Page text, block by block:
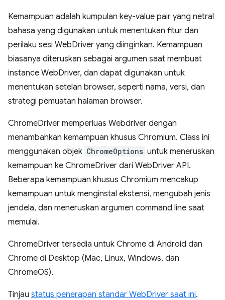
Kemampuan adalah kumpulan key-value pair yang netral
bahasa yang digunakan untuk menentukan fitur dan
perilaku sesi WebDriver yang diinginkan. Kemampuan
biasanya diteruskan sebagai argumen saat membuat
instance WebDriver, dan dapat digunakan untuk
menentukan setelan browser, seperti nama, versi, dan
strategi pemuatan halaman browser.
ChromeDriver memperluas Webdriver dengan
menambahkan kemampuan khusus Chromium. Class ini
menggunakan objek ChromeOptions untuk meneruskan
kemampuan ke ChromeDriver dari WebDriver API.
Beberapa kemampuan khusus Chromium mencakup
kemampuan untuk menginstal ekstensi, mengubah jenis
jendela, dan meneruskan argumen command line saat
memulai.
ChromeDriver tersedia untuk Chrome di Android dan
Chrome di Desktop (Mac, Linux, Windows, dan
ChromeOS).
Tinjau status penerapan standar WebDriver saat ini.